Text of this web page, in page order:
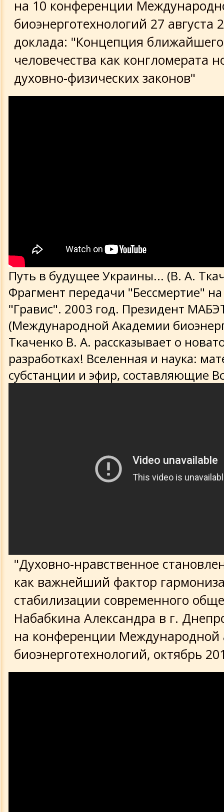
на 10 конференции
биоэнерготехнологий 27 августа
доклада: "Концепция
человечества как конгломерата
духовно-физических законов"
Путь в будущее Украины... (В. А.
Фрагмент передачи "Бессмертие" на
"Гравис". 2003 год. Президент
(Международной Академии
Ткаченко В. А. рассказывает о
разработках! Вселенная и наука:
субстанции и эфир, составляющие
"Духовно-нравственное
как важнейший фактор
стабилизации современного
Набабкина Александра в г.
на конференции Международной
биоэнерготехнологий, октябрь